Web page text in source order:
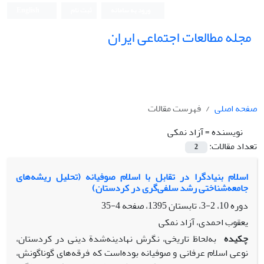
مجله مطالعات اجتماعی ایران
صفحه اصلی
فهرست مقالات
نویسنده =آزاد نمکی
تعداد مقالات:
2
اسلام بنیادگرا در تقابل با اسلام صوفیانه (تحلیل ریشه‌های
جامعه‌شناختی رشد سلفی‌گری در کردستان)
دوره 10، 2-3، تابستان 1395، صفحه
4-35
یعقوب احمدی، آزاد نمکی
چکیده به‌لحاظ تاریخی، نگرش نهادینه‌شدة دینی در کردستان،
نوعی اسلام عرفانی و صوفیانه بوده‌است که فرقه‌های گوناگونش،